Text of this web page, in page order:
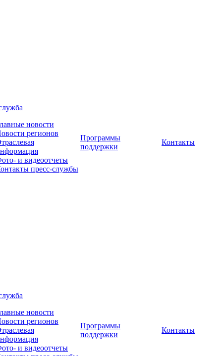
новости
регионов
и видеоотчеты
пресс-службы
Программы
поддержки
Контакты
новости
регионов
и видеоотчеты
Программы
поддержки
Контакты